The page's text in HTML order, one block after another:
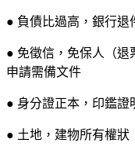
● 負債比過高，銀行退
● 免徵信，免保人（退
申請需備文件
● 身分證正本，印鑑證
● 土地，建物所有權狀